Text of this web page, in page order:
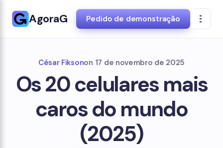
AgoraG Pedido de demonstração
César Fiksonon 17 de novembro de 2025
Os 20 celulares mais
caros do mundo
(2025)